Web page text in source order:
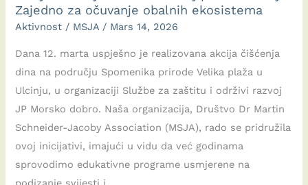
Zajedno za očuvanje obalnih ekosistema
Aktivnost / MSJA / Mars 14, 2026
Dana 12. marta uspješno je realizovana akcija čišćenja
dina na području Spomenika prirode Velika plaža u
Ulcinju, u organizaciji Službe za zaštitu i održivi razvoj
JP Morsko dobro. Naša organizacija, Društvo Dr Martin
Schneider-Jacoby Association (MSJA), rado se pridružila
ovoj inicijativi, imajući u vidu da već godinama
sprovodimo edukativne programe usmjerene na